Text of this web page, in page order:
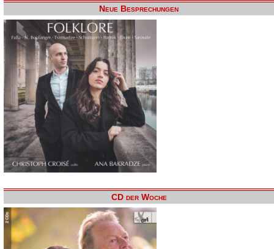
Neue Besprechungen
CD der Woche